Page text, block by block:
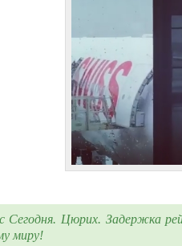
Сегодня. Цюрих. Задержка
миру!